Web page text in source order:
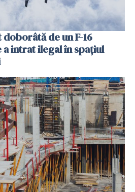
de un F-16
intrat ilegal în spațiul